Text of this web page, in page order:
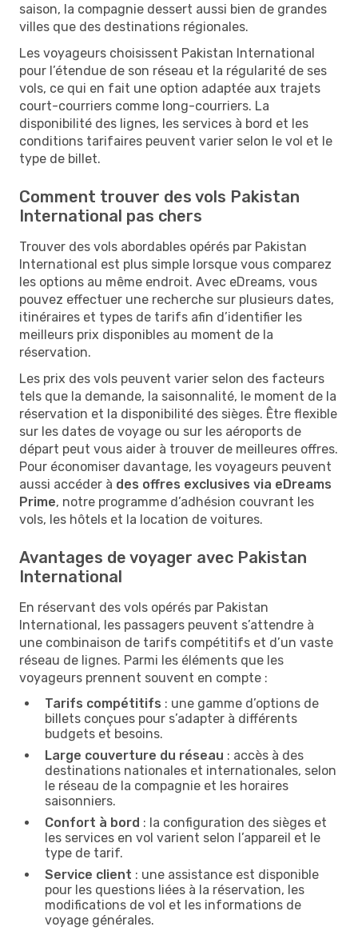
saison, la compagnie dessert aussi bien de grandes
villes que des destinations régionales.
Les voyageurs choisissent Pakistan International
pour l’étendue de son réseau et la régularité de ses
vols, ce qui en fait une option adaptée aux trajets
court-courriers comme long-courriers. La
disponibilité des lignes, les services à bord et les
conditions tarifaires peuvent varier selon le vol et le
type de billet.
Comment trouver des vols Pakistan
International pas chers
Trouver des vols abordables opérés par Pakistan
International est plus simple lorsque vous comparez
les options au même endroit. Avec eDreams, vous
pouvez effectuer une recherche sur plusieurs dates,
itinéraires et types de tarifs afin d’identifier les
meilleurs prix disponibles au moment de la
réservation.
Les prix des vols peuvent varier selon des facteurs
tels que la demande, la saisonnalité, le moment de la
réservation et la disponibilité des sièges. Être flexible
sur les dates de voyage ou sur les aéroports de
départ peut vous aider à trouver de meilleures offres.
Pour économiser davantage, les voyageurs peuvent
aussi accéder à des offres exclusives via eDreams
Prime, notre programme d’adhésion couvrant les
vols, les hôtels et la location de voitures.
Avantages de voyager avec Pakistan
International
En réservant des vols opérés par Pakistan
International, les passagers peuvent s’attendre à
une combinaison de tarifs compétitifs et d’un vaste
réseau de lignes. Parmi les éléments que les
voyageurs prennent souvent en compte :
Tarifs compétitifs : une gamme d’options de
billets conçues pour s’adapter à différents
budgets et besoins.
Large couverture du réseau : accès à des
destinations nationales et internationales, selon
le réseau de la compagnie et les horaires
saisonniers.
Confort à bord : la configuration des sièges et
les services en vol varient selon l’appareil et le
type de tarif.
Service client : une assistance est disponible
pour les questions liées à la réservation, les
modifications de vol et les informations de
voyage générales.